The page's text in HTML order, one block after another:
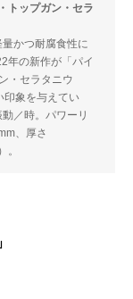
トップガン・セラ
かつ耐腐食性に
年の新作が「パイ
・セラタニウ
印象を与えてい
／時。パワーリ
、厚さ
。